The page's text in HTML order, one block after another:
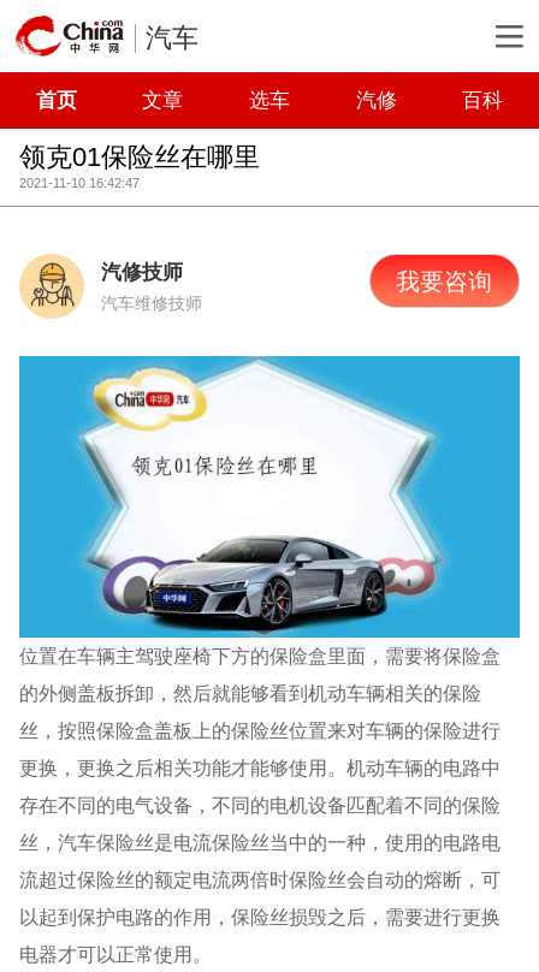
汽车
首页 文章 选车 汽修 百科
领克01保险丝在哪里
2021-11-10 16:42:47
汽修技师
汽车维修技师
我要咨询
位置在车辆主驾驶座椅下方的保险盒里面，需要将保险盒
的外侧盖板拆卸，然后就能够看到机动车辆相关的保险
丝，按照保险盒盖板上的保险丝位置来对车辆的保险进行
更换，更换之后相关功能才能够使用。机动车辆的电路中
存在不同的电气设备，不同的电机设备匹配着不同的保险
丝，汽车保险丝是电流保险丝当中的一种，使用的电路电
流超过保险丝的额定电流两倍时保险丝会自动的熔断，可
以起到保护电路的作用，保险丝损毁之后，需要进行更换
电器才可以正常使用。